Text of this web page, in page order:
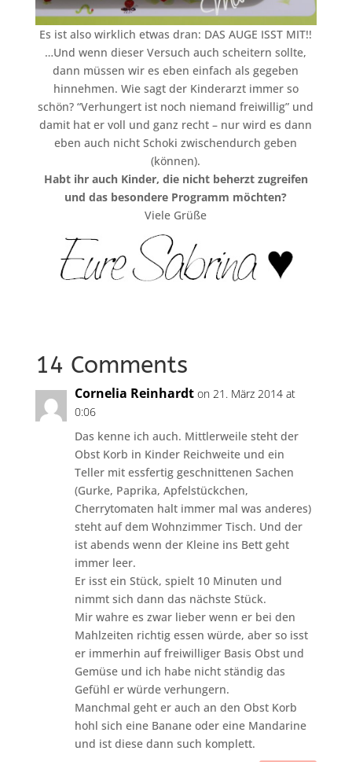
Es ist also wirklich etwas dran: DAS AUGE ISST MIT!!
…Und wenn dieser Versuch auch scheitern sollte,
dann müssen wir es eben einfach als gegeben
hinnehmen. Wie sagt der Kinderarzt immer so
schön? “Verhungert ist noch niemand freiwillig” und
damit hat er voll und ganz recht – nur wird es dann
eben auch nicht Schoki zwischendurch geben
(können).
Habt ihr auch Kinder, die nicht beherzt zugreifen
und das besondere Programm möchten?
Viele Grüße
14 Comments
Cornelia Reinhardt on 21. März 2014 at
0:06
Das kenne ich auch. Mittlerweile steht der
Obst Korb in Kinder Reichweite und ein
Teller mit essfertig geschnittenen Sachen
(Gurke, Paprika, Apfelstückchen,
Cherrytomaten halt immer mal was anderes)
steht auf dem Wohnzimmer Tisch. Und der
ist abends wenn der Kleine ins Bett geht
immer leer.
Er isst ein Stück, spielt 10 Minuten und
nimmt sich dann das nächste Stück.
Mir wahre es zwar lieber wenn er bei den
Mahlzeiten richtig essen würde, aber so isst
er immerhin auf freiwilliger Basis Obst und
Gemüse und ich habe nicht ständig das
Gefühl er würde verhungern.
Manchmal geht er auch an den Obst Korb
hohl sich eine Banane oder eine Mandarine
und ist diese dann such komplett.